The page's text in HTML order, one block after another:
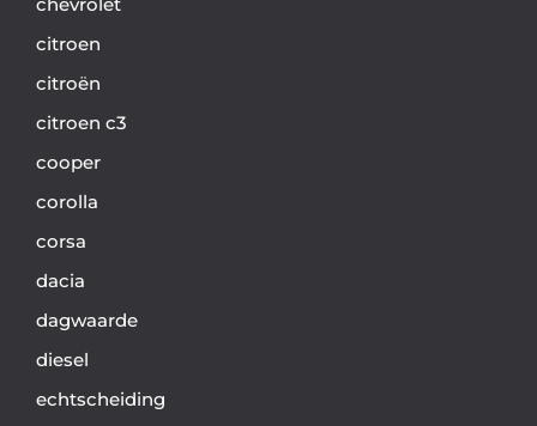
citroen
citroën
citroen c3
cooper
corolla
corsa
dacia
dagwaarde
diesel
echtscheiding